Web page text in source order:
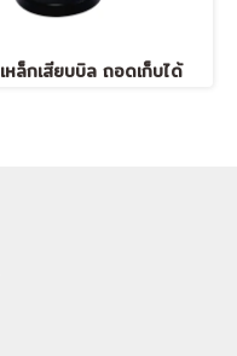
เหล็กเสียบบิล ถอดเก็บได้